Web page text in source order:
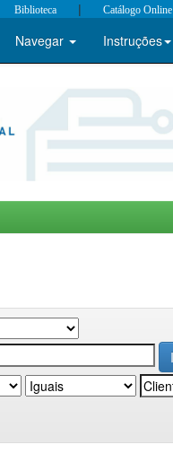
Biblioteca | Catálogo Online
Navegar Instruções